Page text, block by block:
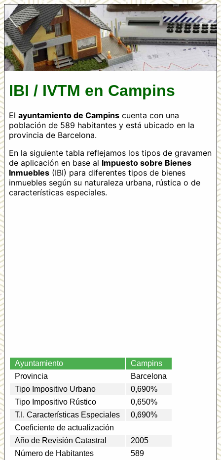
IBI / IVTM en Campins
El ayuntamiento de Campinscuenta con una
población de 589 habitantes y está ubicado en la
provincia de Barcelona.
En la siguiente tabla reflejamos los tipos de gravamen
de aplicación en base al Impuesto sobre Bienes
Inmuebles(IBI) para diferentes tipos de bienes
inmuebles según su naturaleza urbana, rústica o de
características especiales.
Ayuntamiento
Campins
Provincia
Barcelona
Tipo Impositivo Urbano
0,690%
Tipo Impositivo Rústico
0,650%
T.I. Características Especiales
0,690%
Coeficiente de actualización
Año de Revisión Catastral
2005
Número de Habitantes
589